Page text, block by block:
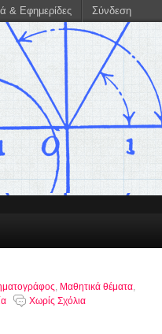
, Μαθητικά θέματα,
Χωρίς Σχόλια
& Εφημερίδες Σύνδεση